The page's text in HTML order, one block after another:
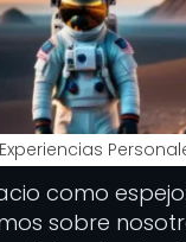
Experiencias
como
sobre